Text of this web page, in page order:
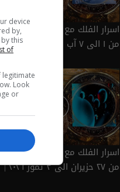
اسرار الفلك مع جاكلين عقيقي |
من ١ الى ٧ آب ٢٠٢٦ | 2026
اسرار الفلك مع جاكلين عقيقي |
من ٢٧ حزيران الى ٣ تموز ٢٠٢٦ |
device
by,
this
of
legitimate
Look
or